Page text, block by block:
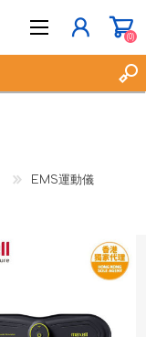
(0)
EMS運動儀